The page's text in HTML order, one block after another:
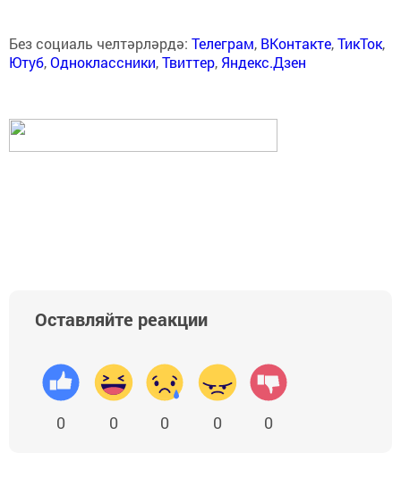
Без социаль челтәрләрдә: Телеграм, ВКонтакте,ТикТок,
Ютуб,Одноклассники,Твиттер, Яндекс.Дзен
Оставляйте реакции
0 0 0 0 0